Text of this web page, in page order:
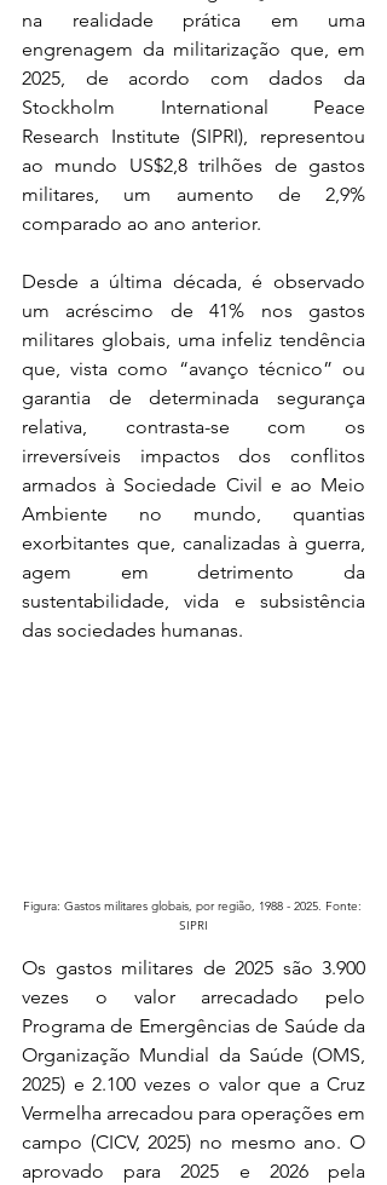
na realidade prática em uma
engrenagem da militarização que, em
2025, de acordo com dados da
Stockholm International Peace
Research Institute (SIPRI), representou
ao mundo US$2,8 trilhões de gastos
militares, um aumento de 2,9%
comparado ao ano anterior.
Desde a última década, é observado
um acréscimo de 41% nos gastos
militares globais, uma infeliz tendência
que, vista como “avanço técnico” ou
garantia de determinada segurança
relativa, contrasta-se com os
irreversíveis impactos dos conflitos
armados à Sociedade Civil e ao Meio
Ambiente no mundo, quantias
exorbitantes que, canalizadas à guerra,
agem em detrimento da
sustentabilidade, vida e subsistência
das sociedades humanas.
Figura: Gastos militares globais, por região, 1988 - 2025. Fonte:
SIPRI
Os gastos militares de 2025 são 3.900
vezes o valor arrecadado pelo
Programa de Emergências de Saúde da
Organização Mundial da Saúde (OMS,
2025) e 2.100 vezes o valor que a Cruz
Vermelha arrecadou para operações em
campo (CICV, 2025) no mesmo ano. O
aprovado para 2025 e 2026 pela